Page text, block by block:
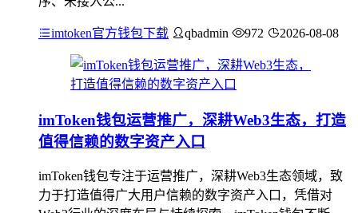
imtoken官方钱包下载 qbadmin 972 2026-08-08
imToken钱包运营推广，深耕Web3生态，打造
值得信赖的数字资产入口
imToken钱包专注于运营推广，深耕Web3生态领域，致
力于打造值得广大用户信赖的数字资产入口，凭借对